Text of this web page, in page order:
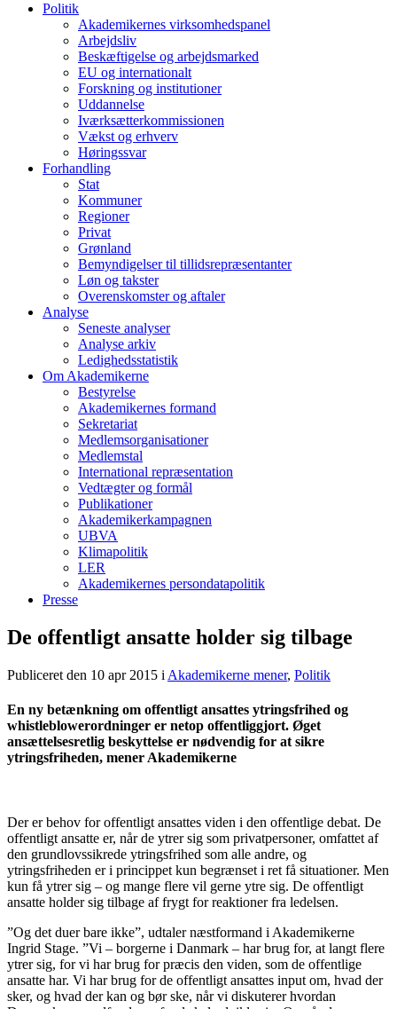
Politik
Akademikernes virksomhedspanel
Arbejdsliv
Beskæftigelse og arbejdsmarked
EU og internationalt
Forskning og institutioner
Uddannelse
Iværksætterkommissionen
Vækst og erhverv
Høringssvar
Forhandling
Stat
Kommuner
Regioner
Privat
Grønland
Bemyndigelser til tillidsrepræsentanter
Løn og takster
Overenskomster og aftaler
Analyse
Seneste analyser
Analyse arkiv
Ledighedsstatistik
Om Akademikerne
Bestyrelse
Akademikernes formand
Sekretariat
Medlemsorganisationer
Medlemstal
International repræsentation
Vedtægter og formål
Publikationer
Akademikerkampagnen
UBVA
Klimapolitik
LER
Akademikernes persondatapolitik
Presse
De offentligt ansatte holder sig tilbage
Publiceret den 10 apr 2015 i Akademikerne mener, Politik
En ny betænkning om offentligt ansattes ytringsfrihed og
whistleblowerordninger er netop offentliggjort. Øget
ansættelsesretlig beskyttelse er nødvendig for at sikre
ytringsfriheden, mener Akademikerne
Der er behov for offentligt ansattes viden i den offentlige debat. De
offentligt ansatte er, når de ytrer sig som privatpersoner, omfattet af
den grundlovssikrede ytringsfrihed som alle andre, og
ytringsfriheden er i princippet kun begrænset i ret få situationer. Men
kun få ytrer sig – og mange flere vil gerne ytre sig. De offentligt
ansatte holder sig tilbage af frygt for reaktioner fra ledelsen.
”Og det duer bare ikke”, udtaler næstformand i Akademikerne
Ingrid Stage. ”Vi – borgerne i Danmark – har brug for, at langt flere
ytrer sig, for vi har brug for præcis den viden, som de offentlige
ansatte har. Vi har brug for de offentligt ansattes input om, hvad der
sker, og hvad der kan og bør ske, når vi diskuterer hvordan